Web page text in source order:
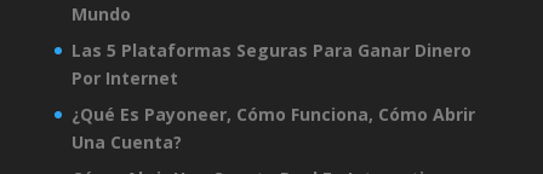
Mundo
Las 5 Plataformas Seguras Para Ganar Dinero
Por Internet
¿Qué Es Payoneer, Cómo Funciona, Cómo Abrir
Una Cuenta?